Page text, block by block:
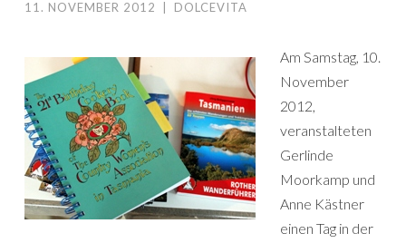
11. NOVEMBER 2012 DOLCEVITA
Am Samstag, 10.
November
2012,
veranstalteten
Gerlinde
Moorkamp und
Anne Kästner
einen Tag in der